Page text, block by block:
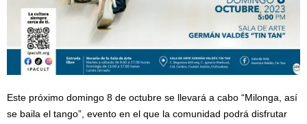
Este próximo domingo 8 de octubre se llevará a cabo “Milonga, así
se baila el tango”, evento en el que la comunidad podrá disfrutar